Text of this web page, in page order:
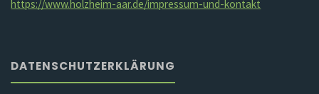
https://www.holzheim-aar.de/impressum-und-kontakt
DATENSCHUTZERKLÄRUNG